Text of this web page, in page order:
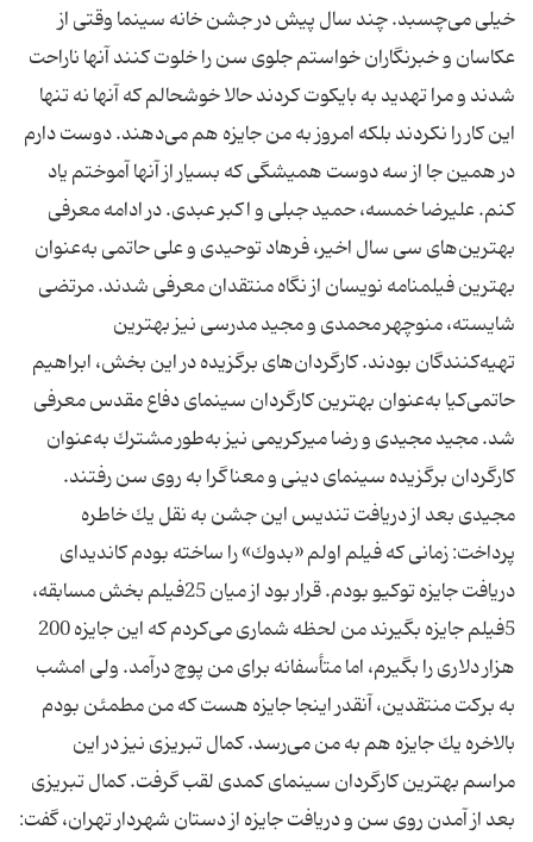
خیلی می‌چسبد. چند سال پیش در جشن خانه سینما وقتی از
عكاسان و خبرنگاران خواستم جلوی سن را خلوت كنند آنها ناراحت
شدند و مرا تهدید به بایكوت كردند حالا خوشحالم كه آنها نه تنها
این كار را نكردند بلكه امروز به من جایزه هم می‌دهند. دوست دارم
در همین جا از سه دوست همیشگی كه بسیار از آنها آموختم یاد
كنم. علیرضا خمسه، حمید جبلی و اكبر عبدی. در ادامه معرفی
بهترین‌های سی سال اخیر، فرهاد توحیدی و علی حاتمی به‌عنوان
بهترین‌ فیلمنامه نویسان از نگاه منتقدان معرفی شدند. مرتضی
شایسته، منوچهر محمدی و مجید مدرسی نیز بهترین
تهیه‌كنندگان بودند. كارگردان‌های برگزیده در این بخش، ابراهیم
حاتمی‌كیا به‌عنوان بهترین كارگردان سینمای دفاع مقدس معرفی
شد. مجید مجیدی و رضا میركریمی نیز به‌طور مشترك به‌عنوان
كارگردان برگزیده سینمای دینی و معناگرا به روی سن رفتند.
مجیدی بعد از دریافت تندیس این جشن به نقل یك خاطره
پرداخت: زمانی كه فیلم اولم «بدوك» را ساخته بودم كاندیدای
دریافت جایزه توكیو بودم. قرار بود از میان 25فیلم بخش مسابقه،
5‌فیلم جایزه بگیرند من لحظه شماری می‌كردم كه این جایزه 200
هزار دلاری را بگیرم، اما متأسفانه برای من پوچ درآمد. ولی امشب
به بركت منتقدین، آنقدر اینجا جایزه هست كه من مطمئن بودم
بالاخره یك جایزه هم به من می‌رسد. كمال تبریزی نیز در این
مراسم بهترین كارگردان سینمای كمدی لقب گرفت. كمال تبریزی
بعد از آمدن روی سن و دریافت جایزه از دستان شهردار تهران، گفت: